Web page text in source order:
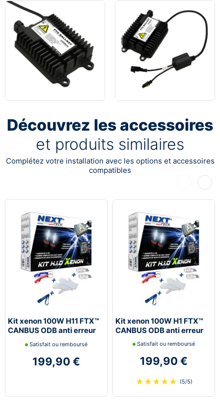
Découvrez les accessoires
et produits similaires
Complétez votre installation avec les options et accessoires
compatibles
Précédent
Kit xenon 100W H11 FTX™
CANBUS ODB anti erreur
Next-Tech®
Satisfait ou remboursé
199,90 €
Kit xenon 100W H1 FTX™
CANBUS ODB anti erreur
Next-Tech®
Satisfait ou remboursé
199,90 €
★ ★ ★ ★ ★ (5/5)